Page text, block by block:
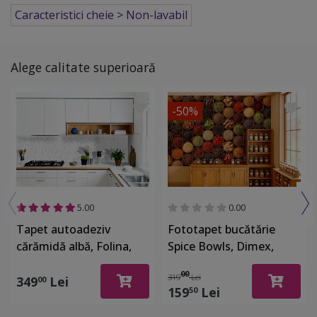
Caracteristici cheie > Non-lavabil
Alege calitate superioară
5.00
Tapet autoadeziv
cărămidă albă, Folina,
pentru bucătărie, baie,
balcon, hol, rolă de
34900Lei
-50%
0.00
Fototapet bucătărie
Spice Bowls, Dimex,
multicolor, 375x250 cm
31900Lei
15950Lei